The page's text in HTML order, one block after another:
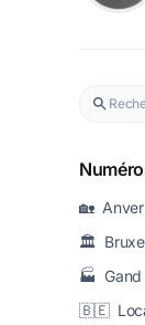
🏡
🏛️
🏭 Gand
🇧🇪